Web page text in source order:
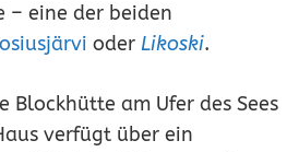
– eine der beiden
oder Likoski.
Blockhütte am Ufer des Sees
verfügt über ein